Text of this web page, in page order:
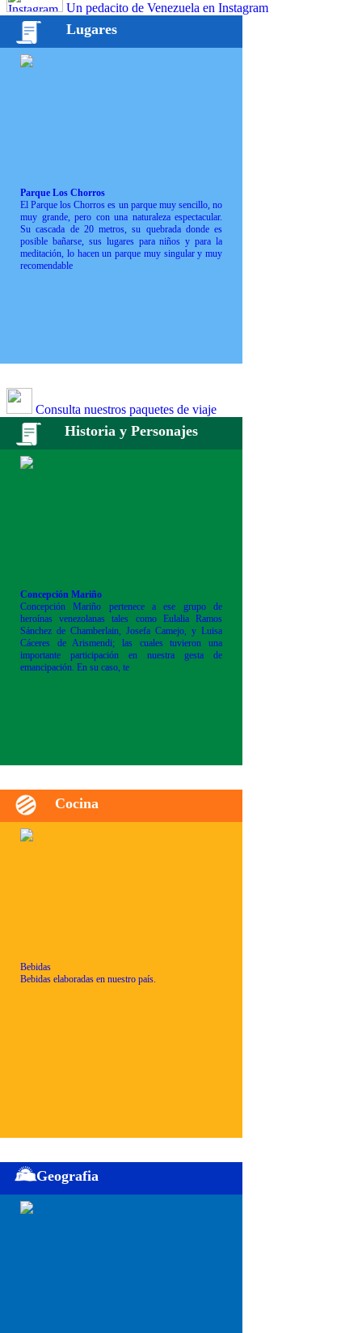
Un pedacito de Venezuela en Instagram
Lugares
Parque Los Chorros
El Parque los Chorros es un parque muy sencillo, no
muy grande, pero con una naturaleza espectacular.
Su cascada de 20 metros, su quebrada donde es
posible bañarse, sus lugares para niños y para la
meditación, lo hacen un parque muy singular y muy
recomendable
Consulta nuestros paquetes de viaje
Historia y Personajes
Concepción Mariño
Concepción Mariño pertenece a ese grupo de
heroínas venezolanas tales como Eulalia Ramos
Sánchez de Chamberlain, Josefa Camejo, y Luisa
Cáceres de Arismendi; las cuales tuvieron una
importante participación en nuestra gesta de
emancipación. En su caso, te
Cocina
Bebidas
Bebidas elaboradas en nuestro país.
Geografia